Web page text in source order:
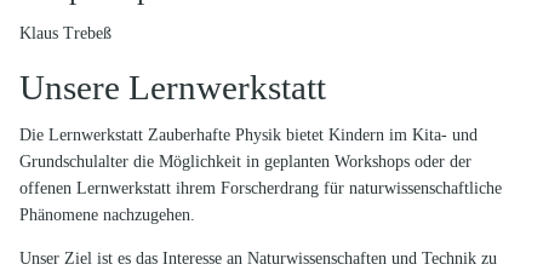
Klaus Trebeß
Unsere Lernwerkstatt
Die Lernwerkstatt Zauberhafte Physik bietet Kindern im Kita- und
Grundschulalter die Möglichkeit in geplanten Workshops oder der
offenen Lernwerkstatt ihrem Forscherdrang für naturwissenschaftliche
Phänomene nachzugehen.
Unser Ziel ist es das Interesse an Naturwissenschaften und Technik zu